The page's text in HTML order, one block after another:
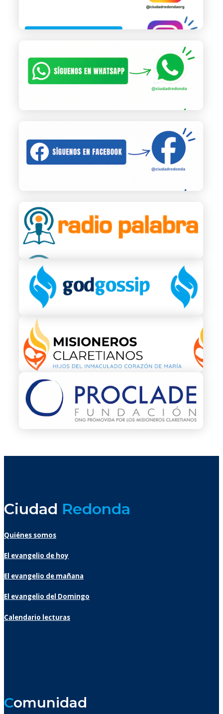
Ciudad Redonda
Quiénes somos
El evangelio de hoy
El evangelio de mañana
El evangelio del Domingo
Calendario lecturas
Comunidad